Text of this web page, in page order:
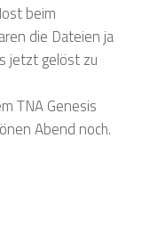
beim
die Dateien ja
jetzt gelöst zu
TNA Genesis
Abend noch.